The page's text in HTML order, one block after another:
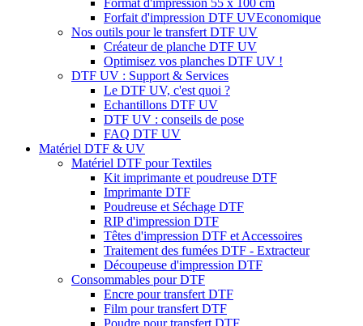
Format d'impression 55 x 100 cm
Forfait d'impression DTF UVEconomique
Nos outils pour le transfert DTF UV
Créateur de planche DTF UV
Optimisez vos planches DTF UV !
DTF UV : Support & Services
Le DTF UV, c'est quoi ?
Echantillons DTF UV
DTF UV : conseils de pose
FAQ DTF UV
Matériel DTF & UV
Matériel DTF pour Textiles
Kit imprimante et poudreuse DTF
Imprimante DTF
Poudreuse et Séchage DTF
RIP d'impression DTF
Têtes d'impression DTF et Accessoires
Traitement des fumées DTF - Extracteur
Découpeuse d'impression DTF
Consommables pour DTF
Encre pour transfert DTF
Film pour transfert DTF